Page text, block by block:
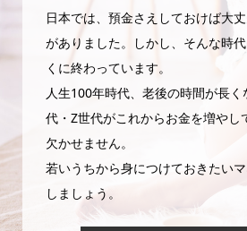
日本では、預金さえしておけば大
がありました。しかし、そんな時
くに終わっています。
人生100年時代、老後の時間が長
代・Z世代がこれからお金を増やし
欠かせません。
若いうちから身につけておきたい
しましょう。